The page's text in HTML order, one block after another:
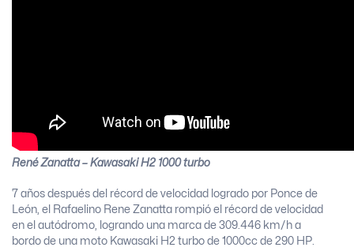
René Zanatta – Kawasaki H2 1000 turbo
7 años después del récord de velocidad logrado por Ponce de
León, el Rafaelino Rene Zanatta rompió el récord de velocidad
en el autódromo, logrando una marca de 309.446 km/h a
bordo de una moto Kawasaki H2 turbo de 1000cc de 290 HP.